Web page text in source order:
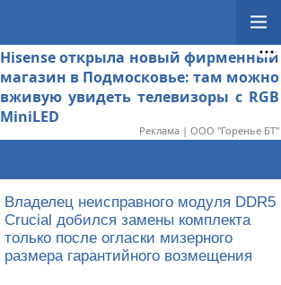
Hisense открыла новый фирменный
магазин в Подмосковье: там можно
вживую увидеть телевизоры с RGB
MiniLED
Реклама | ООО "Горенье БТ"
Владелец неисправного модуля DDR5
Crucial добился замены комплекта
только после огласки мизерного
размера гарантийного возмещения